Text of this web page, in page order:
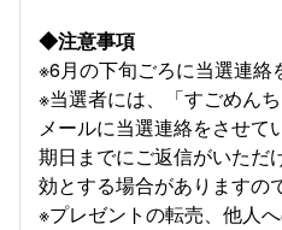
◆注意事項
※6月の下旬ごろに当選連絡
※当選者には、「すごめん
メールに当選連絡をさせて
期日までにご返信がいただ
効とする場合がありますの
※プレゼントの転売、他人